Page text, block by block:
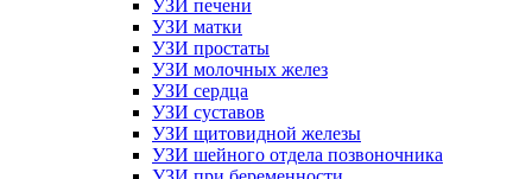
УЗИ печени
УЗИ матки
УЗИ простаты
УЗИ молочных желез
УЗИ сердца
УЗИ суставов
УЗИ щитовидной железы
УЗИ шейного отдела позвоночника